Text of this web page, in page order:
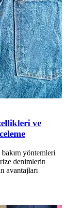
ve
yöntemleri
denimlerin
avantajları